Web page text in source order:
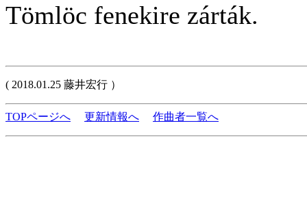
Tömlöc fenekire zárták.
( 2018.01.25 藤井宏行 ）
TOPページへ 更新情報へ 作曲者一覧へ